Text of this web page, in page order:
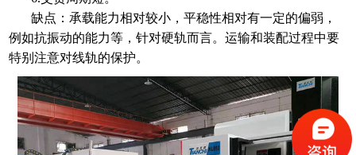
缺点：承载能力相对较小，平稳性相对有一定的偏弱，
例如抗振动的能力等，针对硬轨而言。运输和装配过程中要
特别注意对线轨的保护。